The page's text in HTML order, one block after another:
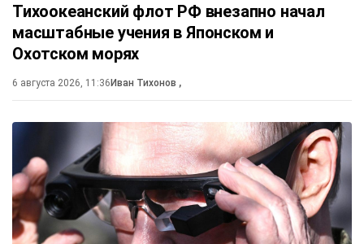
Тихоокеанский флот РФ внезапно начал
масштабные учения в Японском и
Охотском морях
6 августа 2026, 11:36Иван Тихонов ,